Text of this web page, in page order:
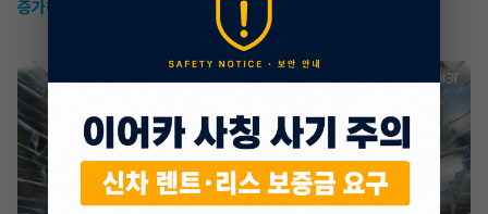
증가하게 되므로, 시스템이 예상한 대로 작동하지 않을 수 있습니다.